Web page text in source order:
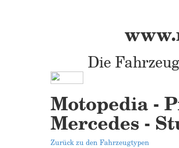
Die
Motopedia -
Mercedes -
Zurück zu den Fahrzeugtypen